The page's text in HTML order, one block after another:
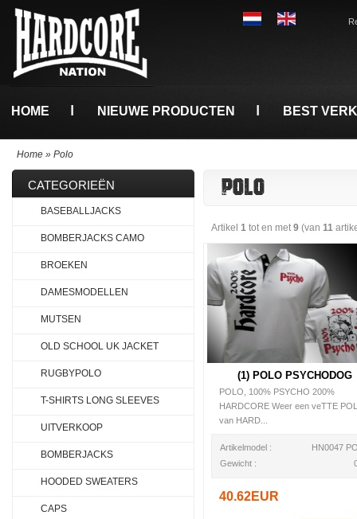
HOME NIEUWE PRODUCTEN BEST
Home » Polo
POLO
Artikel 1 tot en met9 (van 11
(1) POLO PSYCHODOG
POLO, 100% PSYCHO 200%
HARDCORE Weer een veTTE
van HARD...
Artikelmodel :
HN0047
Gewicht :
40.62EUR
CATEGORIEËN
BASEBALLJACKS
BOMBERJACKS CAMO
BROEKEN
DAMESMODELLEN
MUTSEN
OLD SCHOOL UK JACKET
RUGBYPOLO
T-SHIRTS LONG SLEEVES
UITVERKOOP
BOMBERJACKS
HOODED SWEATERS
CAPS